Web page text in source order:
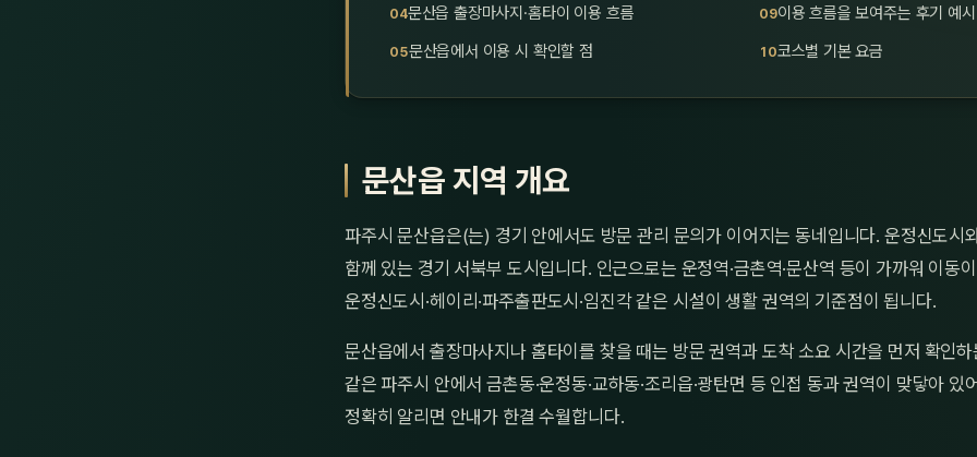
문산읍 출장마사지·홈타이 이용 흐름
문산읍에서 이용 시 확인할 점
이용 흐름을 보여주는 후기 예시
코스별 기본 요금
문산읍 지역 개요
파주시 문산읍은(는) 경기 안에서도 방문 관리 문의가 이어지는 동네입니다. 운정신도시
함께 있는 경기 서북부 도시입니다. 인근으로는 운정역·금촌역·문산역 등이 가까워 이동
운정신도시·헤이리·파주출판도시·임진각 같은 시설이 생활 권역의 기준점이 됩니다.
문산읍에서 출장마사지나 홈타이를 찾을 때는 방문 권역과 도착 소요 시간을 먼저 확인
같은 파주시 안에서 금촌동·운정동·교하동·조리읍·광탄면 등 인접 동과 권역이 맞닿아 있
정확히 알리면 안내가 한결 수월합니다.